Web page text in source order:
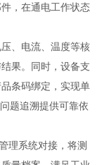
，在通电工作状态
、电流、温度等核
果。同时，设备支
条码绑定，实现单
题追溯提供可靠依
理系统对接，将测